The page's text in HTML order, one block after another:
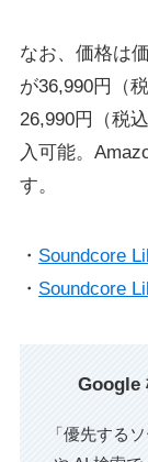
なお、価格は
が36,990円（
26,990円（税
入可能。
す。
・ Soundcore
・ Soundcore
Google
「優先する